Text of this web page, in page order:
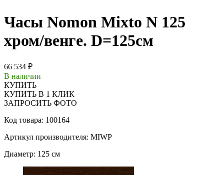
Часы Nomon Mixto N 125
хром/венге. D=125см
66 534 ₽
В наличии
КУПИТЬ
КУПИТЬ В 1 КЛИК
ЗАПРОСИТЬ ФОТО
Код товара: 100164
Артикул производителя: MIWP
Диаметр: 125 см